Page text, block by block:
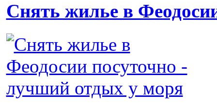
Снять жилье в